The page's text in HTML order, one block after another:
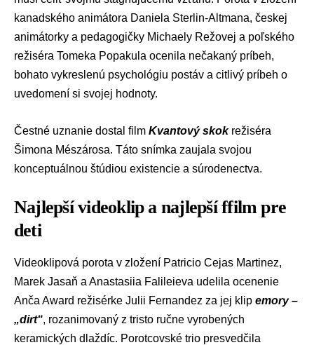
kanadského animátora Daniela Sterlin-Altmana, českej
animátorky a pedagogičky Michaely Režovej a poľského
režiséra Tomeka Popakula ocenila nečakaný príbeh,
bohato vykreslenú psychológiu postáv a citlivý príbeh o
uvedomení si svojej hodnoty.
Čestné uznanie dostal film Kvantový skok režiséra
Šimona Mészárosa. Táto snímka zaujala svojou
konceptuálnou štúdiou existencie a súrodenectva.
Najlepší videoklip a najlepší ffilm pre
deti
Videoklipová porota v zložení Patricio Cejas Martinez,
Marek Jasaň a Anastasiia Falileieva udelila ocenenie
Anča Award režisérke Julii Fernandez za jej klip emory –
„dirt“, rozanimovaný z tristo ručne vyrobených
keramických dlaždíc. Porotcovské trio presvedčila